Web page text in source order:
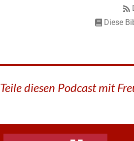
Diese
Teile diesen Podcast mit